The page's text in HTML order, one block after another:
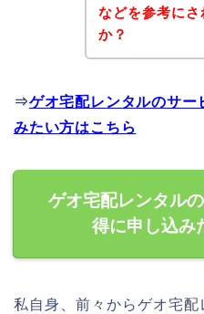
などを参考にさ
か？
⇒ゲオ宅配レンタルのサー
みたい方はこちら
ゲオ宅配レンタル
得に申し込み
私自身、前々からゲオ宅